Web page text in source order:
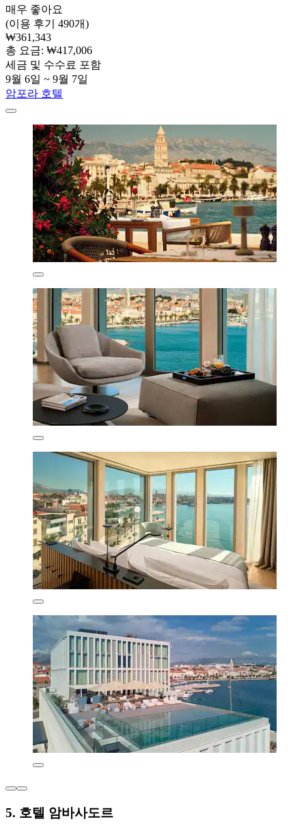
매우 좋아요
(이용 후기 490개)
₩361,343
총 요금: ₩417,006
세금 및 수수료 포함
9월 6일 ~ 9월 7일
암포라 호텔
5. 호텔 암바사도르